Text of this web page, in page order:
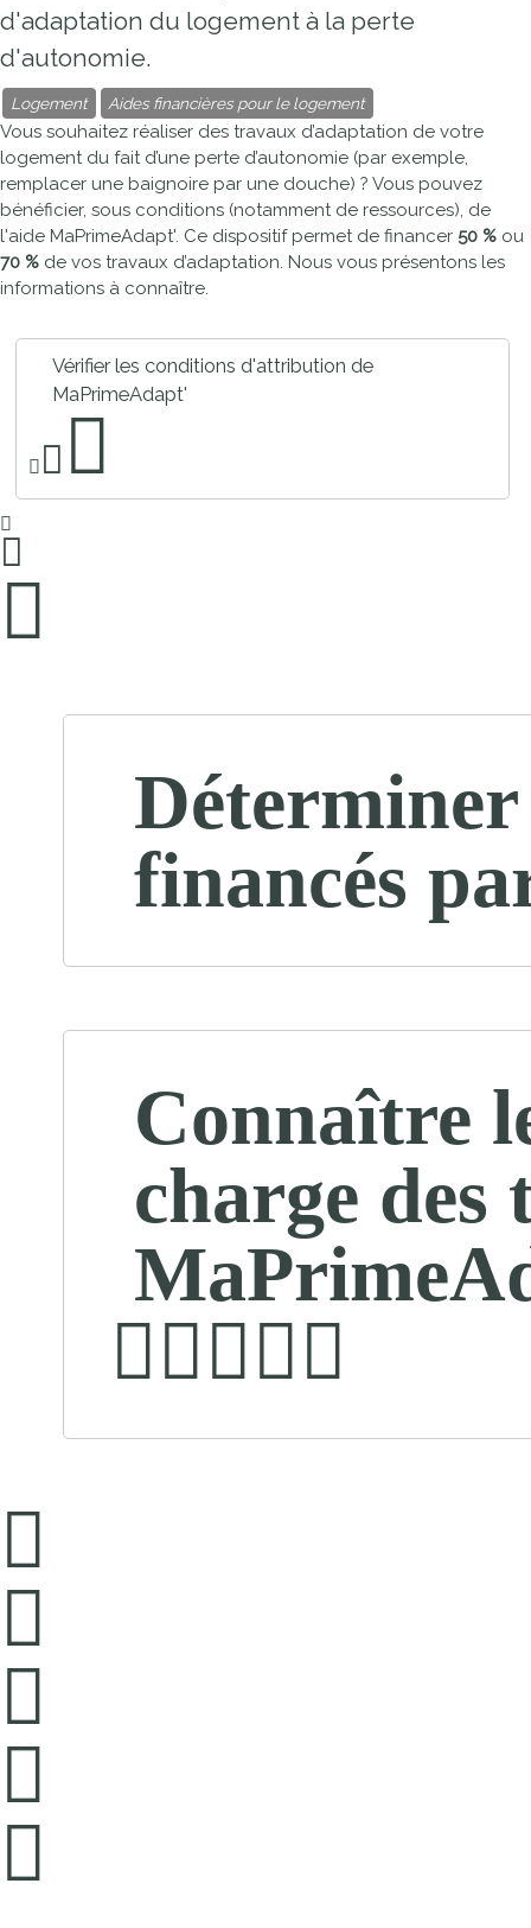
d'adaptation du logement à la perte
d'autonomie.
Logement Aides financières pour le logement
Vous souhaitez réaliser des travaux d’adaptation de votre
logement du fait d’une perte d’autonomie (par exemple,
remplacer une baignoire par une douche) ? Vous pouvez
bénéficier, sous conditions (notamment de ressources), de
l'aide MaPrimeAdapt'. Ce dispositif permet de financer 50 % ou
70 % de vos travaux d’adaptation. Nous vous présentons les
informations à connaître.
Vérifier les conditions d'attribution de
MaPrimeAdapt'
financés
Connaître
charge